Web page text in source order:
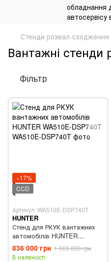
Стенди розвал-сходження
Вантажні стенди
Фільтр
−17%
CCD
Артикул: WA510E-DSP740T
HUNTER
Стенд для РКУК вантажних
автомобілів HUNTER
WA510E-DSP740T
836 000 грн 1 003 800 грн
В наявності